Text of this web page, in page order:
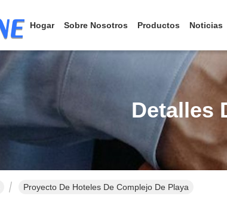
Hogar Sobre Nosotros Productos Noticias
Detalles
Proyecto De Hoteles De Complejo De Playa